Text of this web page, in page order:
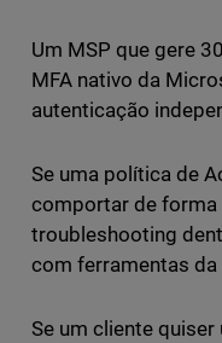
Um MSP que gere
MFA nativo da
autenticação
Se uma política de
comportar de forma
troubleshooting
com ferramentas
Se um cliente quiser